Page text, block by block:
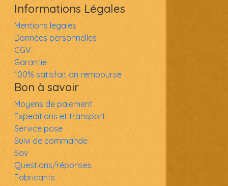
Informations Légales
Mentions legales
Données personnelles
CGV
Garantie
100% satisfait on remboursé
Bon à savoir
Moyens de paiement
Expeditions et transport
Service pose
Suivi de commande
Sav
Questions/réponses
Fabricants